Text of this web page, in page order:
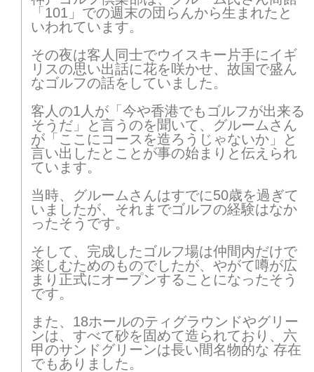
「101」での週末の団らんから生まれたと
いわれています。
その夜は客人同士でウイスキー片手にイギ
リスの思い出話に花を咲かせ、故国で盛ん
なゴルフの話をしていました。
客人の1人が「今や香港でもゴルフが出来る
そうだ」と言うのを聞いて、グルームさん
が「ここにコースを造ろうじゃないか」と
言い出したとことが事の始まりと伝えられ
ています。
当時、グルームさんはすでに50歳を過ぎて
いましたが、それまでゴルフの経験はなか
ったそうです。
そして、完成したゴルフ場は仲間内だけで
楽しむためのものでしたが、やがて噂が広
まり正式にオープンすることになったそう
です。
また、18ホールのティグラウンドやグリー
ンは、すべて砂を固めて造られており、六
甲のサンドグリーンは長い間名物的な 存在
でもありました。